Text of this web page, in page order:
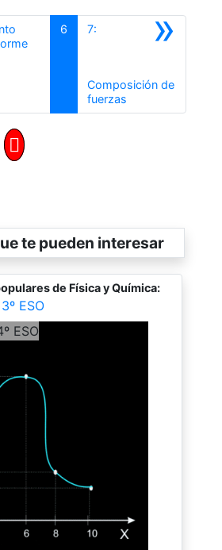
6 »
7:
Composición de
fuerzas
te pueden interesar
de Física y Química:
ESO
ESO